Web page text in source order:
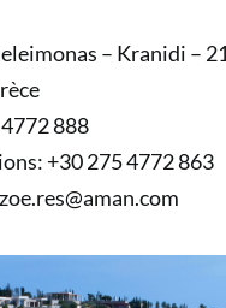
– Kranidi –
888
+30 275 4772 863